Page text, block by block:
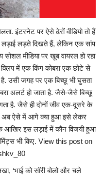
इंटरनेट पर ऐसे ढेरों वीडियो तो हैं
लड़ाई लड़ते दिखते हैं, लेकिन एक सांप
मीडिया पर खूब वायरल हो रहा
में एक किंग कोबरा एक छोटे से
उसी जगह पर एक बिच्छू भी घुसता
अलर्ट हो जाता है. जैसे-जैसे बिच्छू
है. जैसे ही दोनों जीव एक-दूसरे के
अब ऐसे में आगे क्या हुआ इसे लेकर
आखिर इस लड़ाई में कौन विजयी हुआ
भी किए. View this post on
‘भाई को सॉरी बोलो और चले